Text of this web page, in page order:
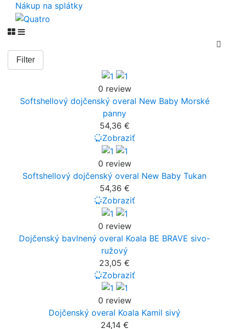
Nákup na splátky

Filter
0 review
Softshellový dojčenský overal New Baby Morské
panny
54,36 €
Zobraziť
0 review
Softshellový dojčenský overal New Baby Tukan
54,36 €
Zobraziť
0 review
Dojčenský bavlnený overal Koala BE BRAVE sivo-
ružový
23,05 €
Zobraziť
0 review
Dojčenský overal Koala Kamil sivý
24,14 €